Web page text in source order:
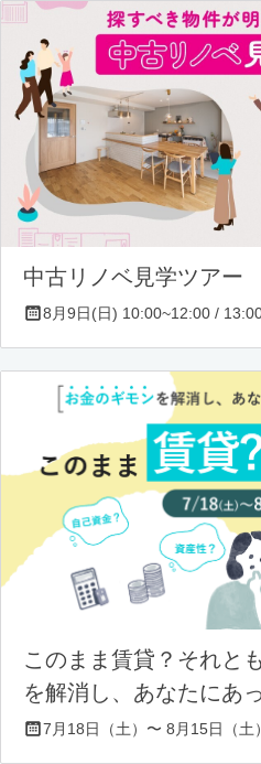
中古リノベ見学ツアー
8月9日(日) 10:00~12:00 /
このまま賃貸？それと
を解消し、あなたにあ
7月18日（土）〜 8月15日（土